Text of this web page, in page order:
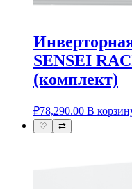
SENSEI
(комплект)
₽78,290.00 В
♡
⇄